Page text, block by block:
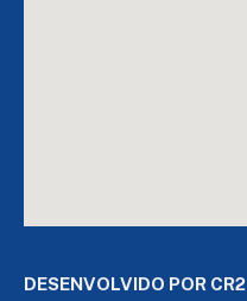
DESENVOLVIDO POR CR2